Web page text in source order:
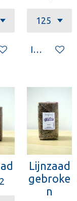
In
Lijnzaad
gebroke
n